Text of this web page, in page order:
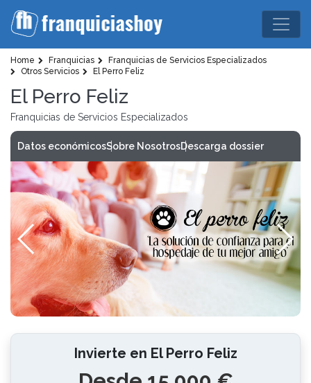
Home Franquicias
Franquicias de Servicios Especializados
Otros Servicios
El Perro Feliz
El Perro Feliz
Franquicias de Servicios Especializados
Datos económicosSobre NosotrosDescarga dossier
Invierte en El Perro Feliz